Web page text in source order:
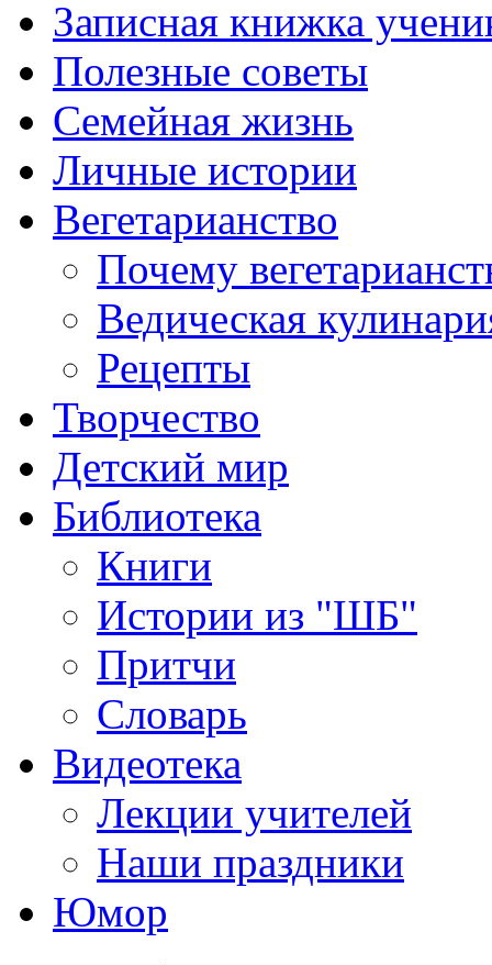
Записная книжка
Полезные советы
Семейная жизнь
Личные истории
Вегетарианство
Почему
Ведическая
Рецепты
Творчество
Детский мир
Библиотека
Книги
Истории из "ШБ"
Притчи
Словарь
Видеотека
Лекции учителей
Наши праздники
Юмор